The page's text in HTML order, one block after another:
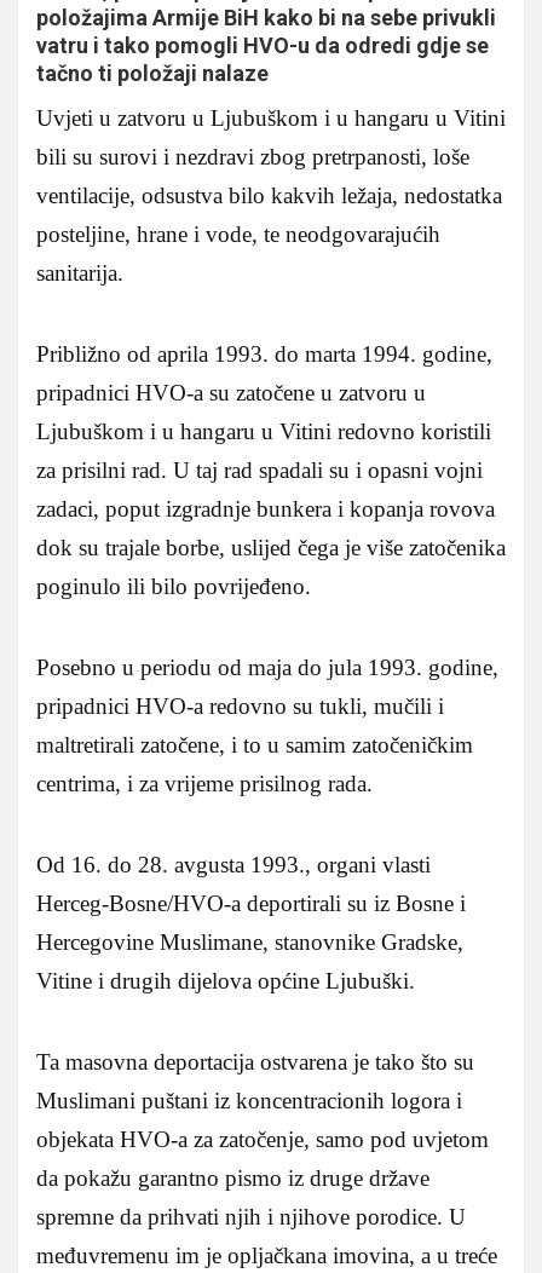
položajima Armije BiH kako bi na sebe privukli
vatru i tako pomogli HVO-u da odredi gdje se
tačno ti položaji nalaze
Uvjeti u zatvoru u Ljubuškom i u hangaru u Vitini
bili su surovi i nezdravi zbog pretrpanosti, loše
ventilacije, odsustva bilo kakvih ležaja, nedostatka
posteljine, hrane i vode, te neodgovarajućih
sanitarija.
Približno od aprila 1993. do marta 1994. godine,
pripadnici HVO-a su zatočene u zatvoru u
Ljubuškom i u hangaru u Vitini redovno koristili
za prisilni rad. U taj rad spadali su i opasni vojni
zadaci, poput izgradnje bunkera i kopanja rovova
dok su trajale borbe, uslijed čega je više zatočenika
poginulo ili bilo povrijeđeno.
Posebno u periodu od maja do jula 1993. godine,
pripadnici HVO-a redovno su tukli, mučili i
maltretirali zatočene, i to u samim zatočeničkim
centrima, i za vrijeme prisilnog rada.
Od 16. do 28. avgusta 1993., organi vlasti
Herceg-Bosne/HVO-a deportirali su iz Bosne i
Hercegovine Muslimane, stanovnike Gradske,
Vitine i drugih dijelova općine Ljubuški.
Ta masovna deportacija ostvarena je tako što su
Muslimani puštani iz koncentracionih logora i
objekata HVO-a za zatočenje, samo pod uvjetom
da pokažu garantno pismo iz druge države
spremne da prihvati njih i njihove porodice. U
međuvremenu im je opljačkana imovina, a u treće